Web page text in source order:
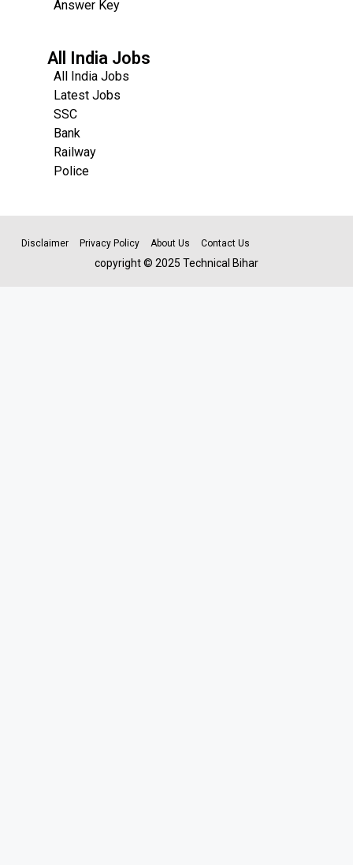
Answer Key
All India Jobs
All India Jobs
Latest Jobs
SSC
Bank
Railway
Police
Disclaimer Privacy Policy About Us Contact Us
copyright © 2025 Technical Bihar